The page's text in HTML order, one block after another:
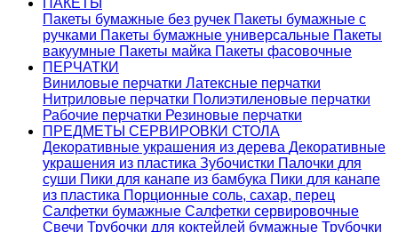
ПАКЕТЫ
Пакеты бумажные без ручек Пакеты бумажные с
ручками Пакеты бумажные универсальные Пакеты
вакуумные Пакеты майка Пакеты фасовочные
ПЕРЧАТКИ
Виниловые перчатки Латексные перчатки
Нитриловые перчатки Полиэтиленовые перчатки
Рабочие перчатки Резиновые перчатки
ПРЕДМЕТЫ СЕРВИРОВКИ СТОЛА
Декоративные украшения из дерева Декоративные
украшения из пластика Зубочистки Палочки для
суши Пики для канапе из бамбука Пики для канапе
из пластика Порционные соль, сахар, перец
Салфетки бумажные Салфетки сервировочные
Свечи Трубочки для коктейлей бумажные Трубочки